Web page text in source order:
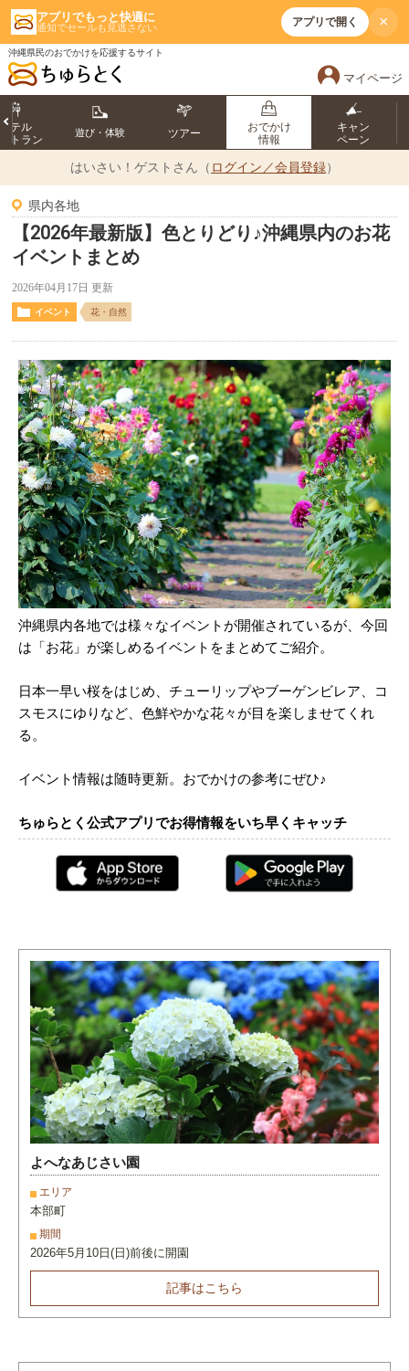
アプリでもっと快適に
通知でセールも見逃さない アプリで開く ×
沖縄県民のおでかけを応援するサイト
マイページ
ホテル
トラン
遊び・体験 ツアー
おでかけ
情報
キャン
ペーン
はいさい！ ゲストさん（ ログイン／会員登録）
県内各地
【2026年最新版】色とりどり♪沖縄県内のお花
イベントまとめ
2026年04月17日 更新
イベント 花・自然
沖縄県内各地では様々なイベントが開催されているが、今回
は「お花」が楽しめるイベントをまとめてご紹介。
日本一早い桜をはじめ、チューリップやブーゲンビレア、コ
スモスにゆりなど、色鮮やかな花々が目を楽しませてくれ
る。
イベント情報は随時更新。おでかけの参考にぜひ♪
ちゅらとく公式アプリでお得情報をいち早くキャッチ
よへなあじさい園
エリア
本部町
期間
2026年5月10日(日)前後に開園
記事はこちら